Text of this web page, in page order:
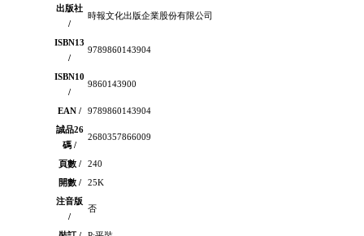
出版社
/
時報文化出版企業股份有限公司
ISBN13
/
9789860143904
ISBN10
/
9860143900
EAN /
9789860143904
誠品26
碼 /
2680357866009
頁數 /
240
開數 /
25K
注音版
/
否